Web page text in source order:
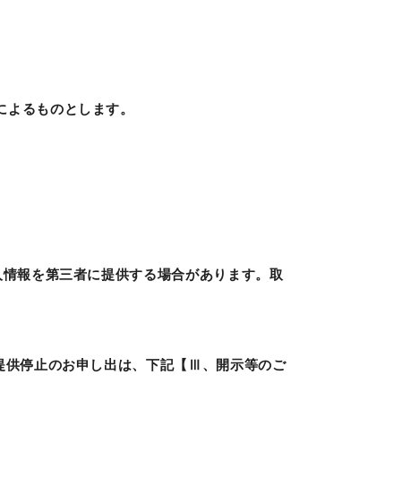
るものとします。
報を第三者に提供する場合があります。取
供停止のお申し出は、下記【Ⅲ、開示等のご